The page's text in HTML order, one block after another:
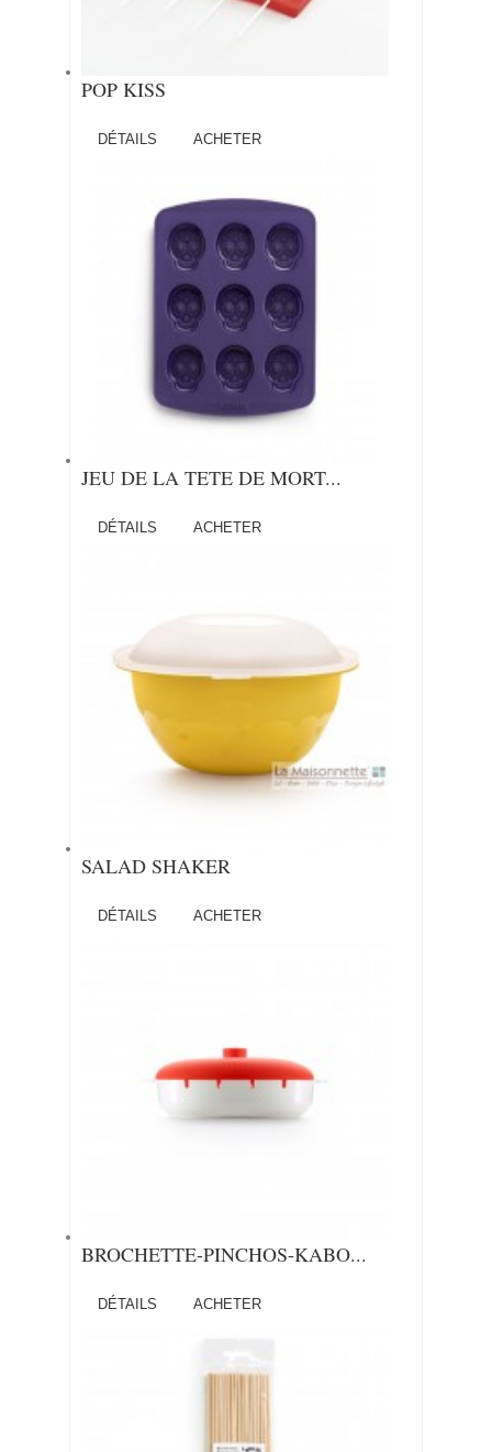
POP KISS
DÉTAILS ACHETER
JEU DE LA TETE DE MORT...
DÉTAILS ACHETER
SALAD SHAKER
DÉTAILS ACHETER
BROCHETTE-PINCHOS-KABO...
DÉTAILS ACHETER